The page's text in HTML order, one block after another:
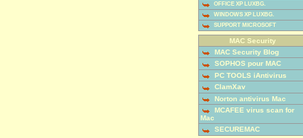
OFFICE XP LUXBG.
WINDOWS XP LUXBG.
SUPPORT MICROSOFT
MAC Security
MAC Security Blog
SOPHOS pour MAC
PC TOOLS iAntivirus
ClamXav
Norton antivirus Mac
MCAFEE virus scan for
Mac
SECUREMAC